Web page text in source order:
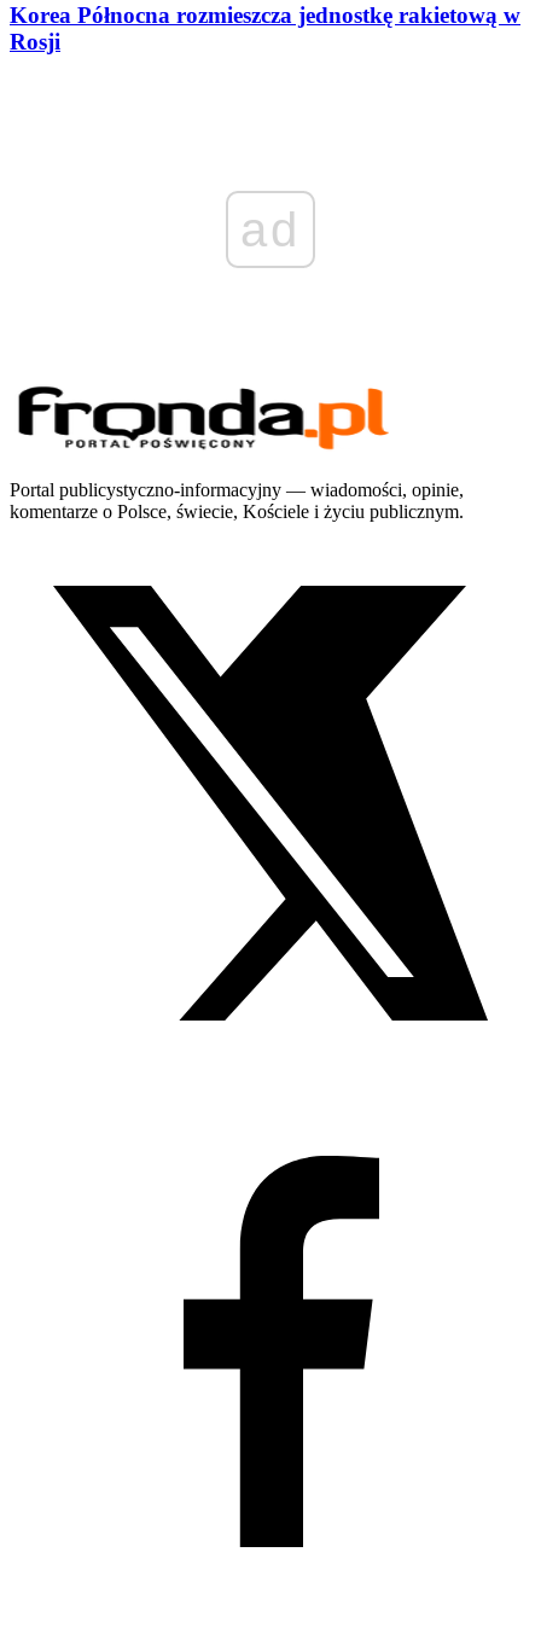
Korea Północna rozmieszcza jednostkę rakietową w
Rosji
ad
Portal publicystyczno-informacyjny — wiadomości, opinie,
komentarze o Polsce, świecie, Kościele i życiu publicznym.